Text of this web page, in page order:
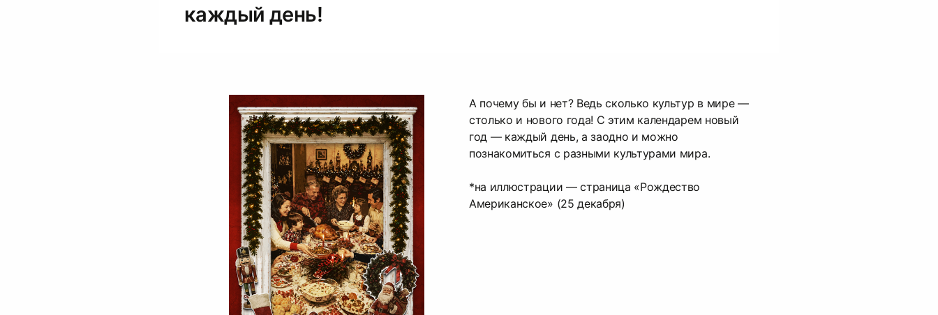
каждый день!
А почему бы и нет? Ведь сколько культур в мире —
столько и нового года! С этим календарем новый
год — каждый день, а заодно и можно
познакомиться с разными культурами мира.
*на иллюстрации — страница «Рождество
Американское» (25 декабря)